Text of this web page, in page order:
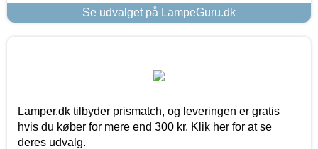
Se udvalget på LampeGuru.dk
Lamper.dk tilbyder prismatch, og leveringen er gratis
hvis du køber for mere end 300 kr. Klik her for at se
deres udvalg.